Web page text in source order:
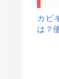
カビ
は？